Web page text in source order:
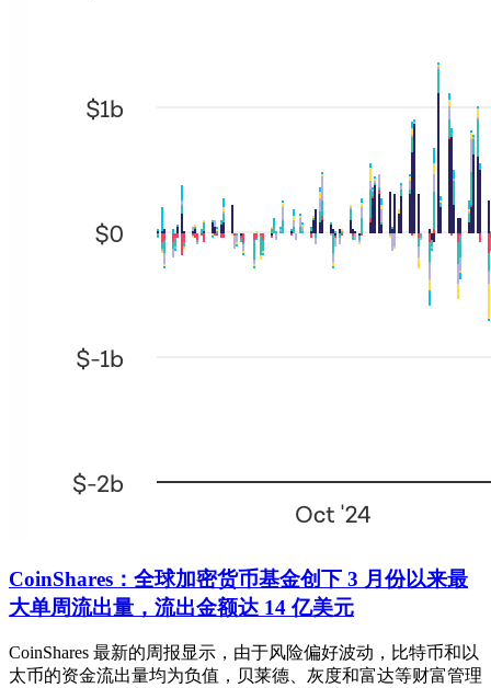
CoinShares：全球加密货币基金创下 3 月份以来最
大单周流出量，流出金额达 14 亿美元
CoinShares 最新的周报显示，由于风险偏好波动，比特币和以
太币的资金流出量均为负值，贝莱德、灰度和富达等财富管理